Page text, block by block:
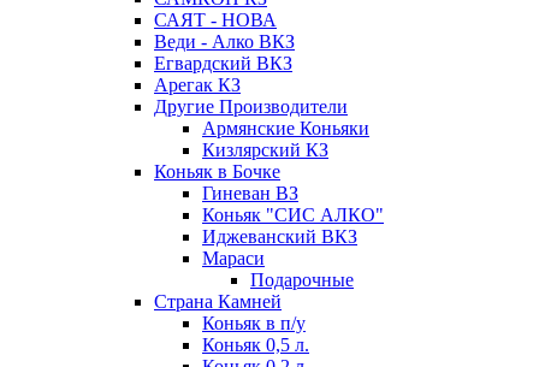
САЯТ - НОВА
Веди - Алко ВКЗ
Егвардский ВКЗ
Арегак КЗ
Другие Производители
Армянские Коньяки
Кизлярский КЗ
Коньяк в Бочке
Гиневан ВЗ
Коньяк "СИС АЛКО"
Иджеванский ВКЗ
Мараси
Подарочные
Страна Камней
Коньяк в п/у
Коньяк 0,5 л.